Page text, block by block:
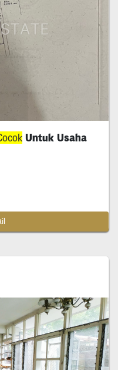
Untuk Usaha